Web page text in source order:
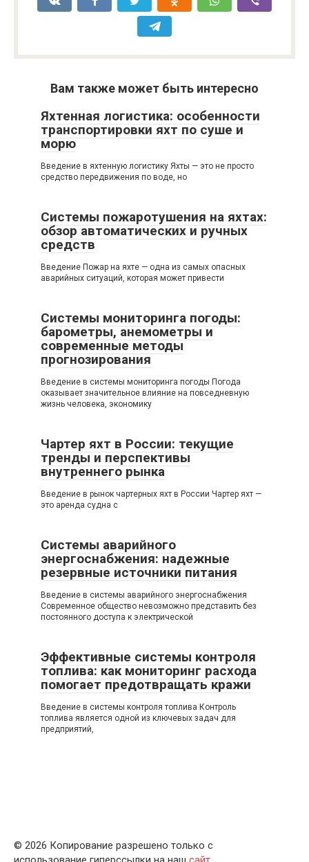
Вам также может быть интересно
Яхтенная логистика: особенности
транспортировки яхт по суше и
морю
Введение в яхтенную логистику Яхты — это не просто
средство передвижения по воде, но
Системы пожаротушения на яхтах:
обзор автоматических и ручных
средств
Введение Пожар на яхте — одна из самых опасных
аварийных ситуаций, которая может привести
Системы мониторинга погоды:
барометры, анемометры и
современные методы
прогнозирования
Введение в системы мониторинга погоды Погода
оказывает значительное влияние на повседневную
жизнь человека, экономику
Чартер яхт в России: текущие
тренды и перспективы
внутреннего рынка
Введение в рынок чартерных яхт в России Чартер яхт —
это аренда судна с
Системы аварийного
энергоснабжения: надежные
резервные источники питания
Введение в системы аварийного энергоснабжения
Современное общество невозможно представить без
постоянного доступа к электрической
Эффективные системы контроля
топлива: как мониторинг расхода
помогает предотвращать кражи
Введение в системы контроля топлива Контроль
топлива является одной из ключевых задач для
предприятий,
© 2026 Копирование разрешено только с